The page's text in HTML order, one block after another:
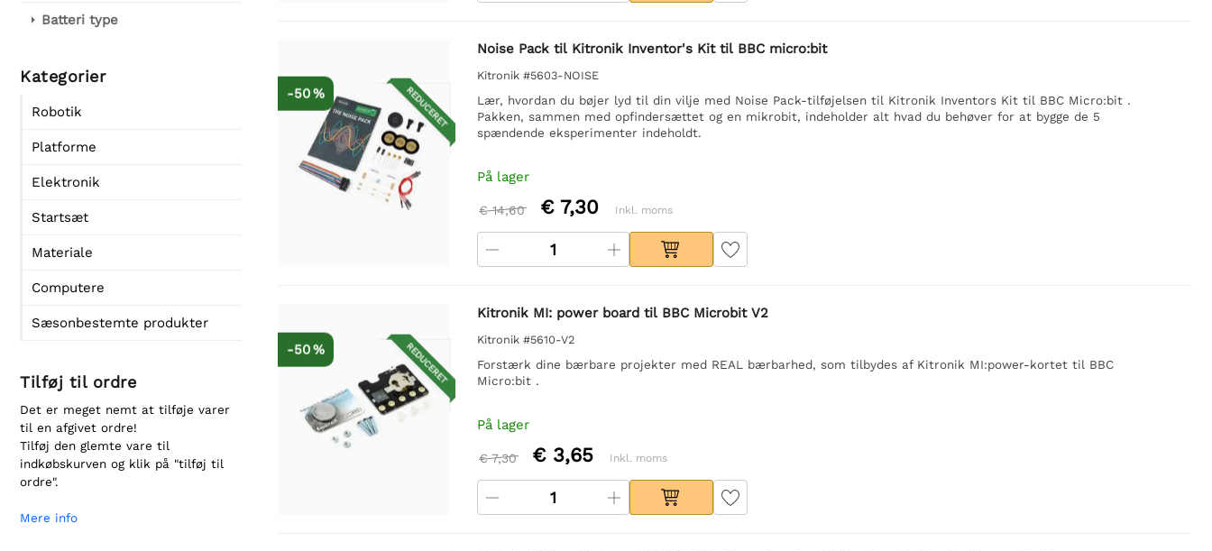
Batteri type
Kategorier
Robotik
Platforme
Elektronik
Startsæt
Materiale
Computere
Sæsonbestemte produkter
Tilføj til ordre
Det er meget nemt at tilføje varer
til en afgivet ordre!
Tilføj den glemte vare til
indkøbskurven og klik på "tilføj til
ordre".
Mere info
REDUCERET
-50 %
Noise Pack til Kitronik Inventor's Kit til BBC micro:bit
Kitronik #5603-NOISE
Lær, hvordan du bøjer lyd til din vilje med Noise Pack-tilføjelsen til Kitronik Inventors Kit til BBC Micro:bit .
Pakken, sammen med opfindersættet og en mikrobit, indeholder alt hvad du behøver for at bygge de 5
spændende eksperimenter indeholdt.
På lager
€ 14,60 € 7,30 Inkl. moms
REDUCERET
-50 %
Kitronik MI: power board til BBC Microbit V2
Kitronik #5610-V2
Forstærk dine bærbare projekter med REAL bærbarhed, som tilbydes af Kitronik MI:power-kortet til BBC
Micro:bit .
På lager
€ 7,30 € 3,65 Inkl. moms